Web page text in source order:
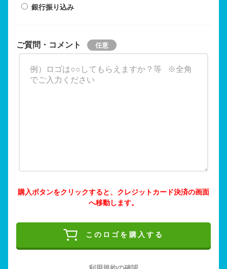
銀行振り込み
ご質問・コメント
購入ボタンをクリックすると、クレジットカード決済の画面
へ移動します。
このロゴを購入する